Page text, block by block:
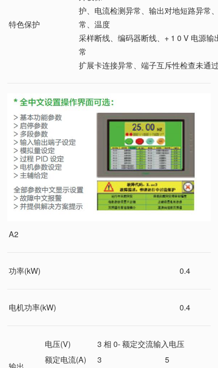
特色保护
护、电流检测异常、输出对地短路异常
常、温度
采样断线、编码器断线、+ 1 0 V 电源
常
扩展卡连接异常、端子互斥性检查未通
A2
功率(kW) 0.4
电机功率(kW) 0.4
电压(V)
3 相 0- 额定交流输入电压
额定电流(A)
3 5